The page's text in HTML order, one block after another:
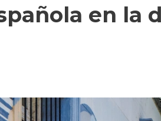
en la